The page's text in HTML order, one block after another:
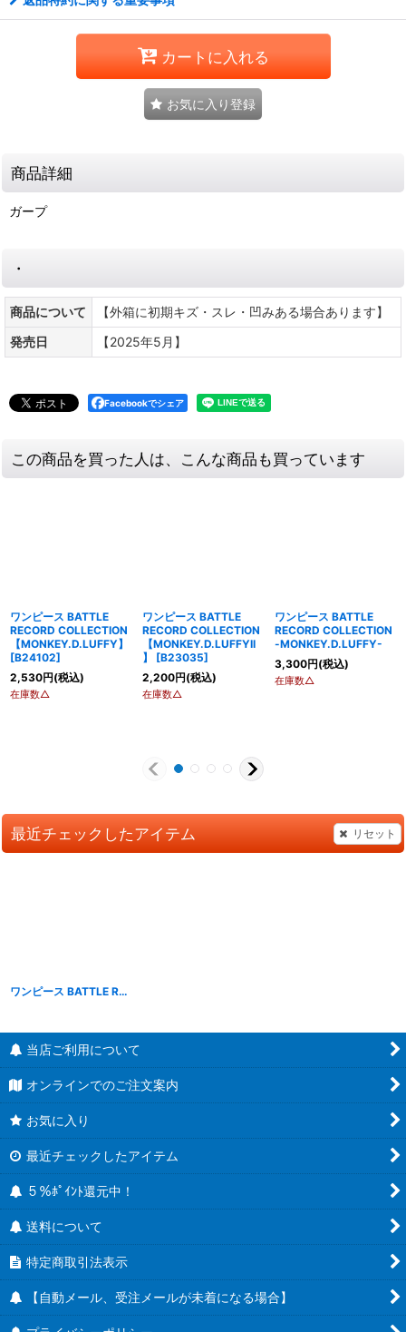
カートに入れる
お気に入り登録
商品詳細
ガープ
・
商品について
【外箱に初期キズ・スレ・凹みある場合あります】
発売日
【2025年5月】
Facebookでシェア
この商品を買った人は、こんな商品も買っています
ワンピース BATTLE
RECORD COLLECTION
【MONKEY.D.LUFFY】
[B24102]
2,530円(税込)
在庫数△
ワンピース BATTLE
RECORD COLLECTION
【MONKEY.D.LUFFYII
】
[B23035]
2,200円(税込)
在庫数△
ワンピース BATTLE
RECORD COLLECTION
-MONKEY.D.LUFFY-
3,300円(税込)
在庫数△
最近チェックしたアイテム リセット
ワンピース BATTLE RECORD COLLECTION MONKEY.D.GARP【ガープ】
当店ご利用について
オンラインでのご注文案内
お気に入り
最近チェックしたアイテム
５％ﾎﾟｲﾝﾄ還元中！
送料について
特定商取引法表示
【自動メール、受注メールが未着になる場合】